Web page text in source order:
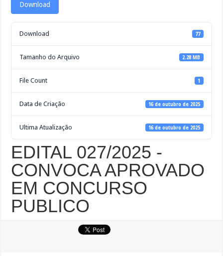
Download
Download 77
Tamanho do Arquivo 2.28 MB
File Count 1
Data de Criação 16 de outubro de 2025
Ultima Atualização 16 de outubro de 2025
EDITAL 027/2025 -
CONVOCA APROVADO
EM CONCURSO
PUBLICO